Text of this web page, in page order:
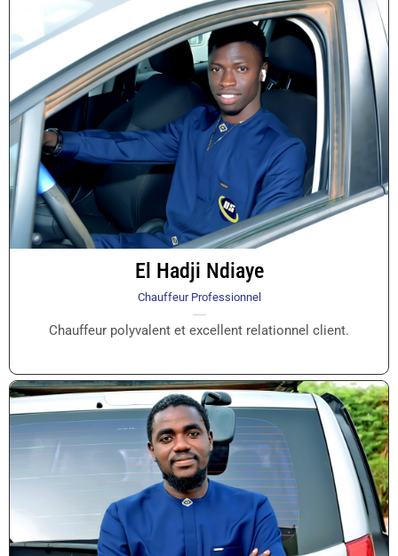
El Hadji Ndiaye
Chauffeur Professionnel
Chauffeur polyvalent et excellent relationnel client.